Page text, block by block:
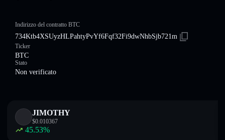
Indirizzo del contratto BTC
734Ktb4XSUyzHLPahtyPvYf6Fqf32Fi9dwNhbSjb721m
Ticker
BTC
Stato
Non verificato
JIMOTHY
$0.010367
45.53%